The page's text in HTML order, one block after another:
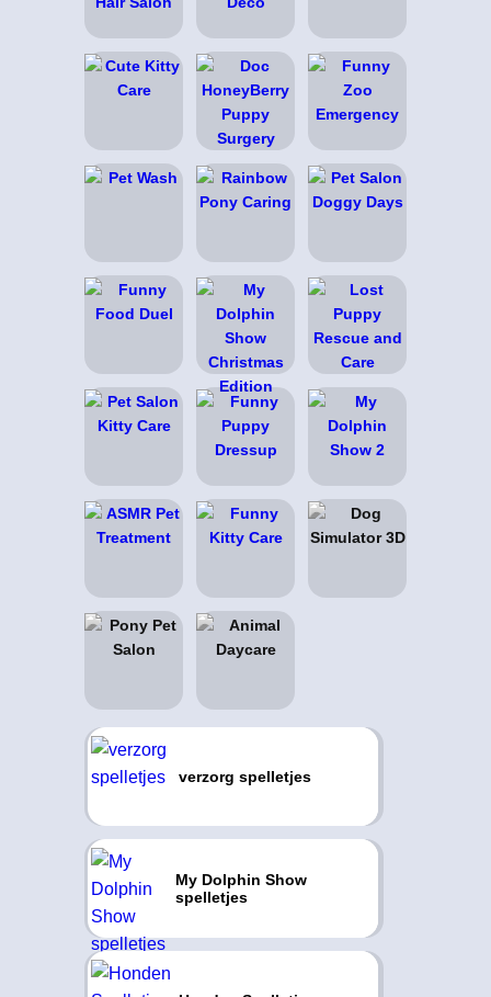
verzorg spelletjes
My Dolphin Show
spelletjes